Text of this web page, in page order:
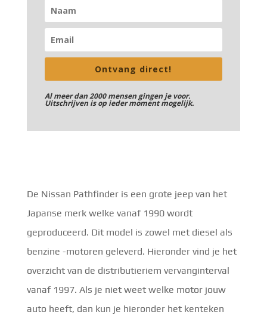
Ontvang direct!
Al meer dan 2000 mensen gingen je voor.
Uitschrijven is op ieder moment mogelijk.
De Nissan Pathfinder is een grote jeep van het
Japanse merk welke vanaf 1990 wordt
geproduceerd. Dit model is zowel met diesel als
benzine -motoren geleverd. Hieronder vind je het
overzicht van de distributieriem vervanginterval
vanaf 1997. Als je niet weet welke motor jouw
auto heeft, dan kun je hieronder het kenteken